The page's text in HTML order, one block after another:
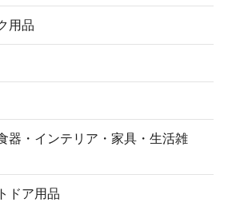
用品
器・インテリア・家具・生活雑
ドア用品